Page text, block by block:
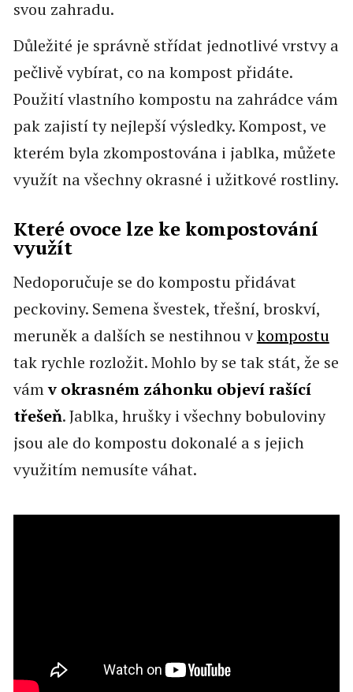
svou zahradu.
Důležité je správně střídat jednotlivé vrstvy a
pečlivě vybírat, co na kompost přidáte.
Použití vlastního kompostu na zahrádce vám
pak zajistí ty nejlepší výsledky. Kompost, ve
kterém byla zkompostována i jablka, můžete
využít na všechny okrasné i užitkové rostliny.
Které ovoce lze ke kompostování
využít
Nedoporučuje se do kompostu přidávat
peckoviny. Semena švestek, třešní, broskví,
meruněk a dalších se nestihnou vkompostu
tak rychle rozložit. Mohlo by se tak stát, že se
vámv okrasném záhonku objeví rašící
třešeň. Jablka, hrušky i všechny bobuloviny
jsou ale do kompostu dokonalé a s jejich
využitím nemusíte váhat.